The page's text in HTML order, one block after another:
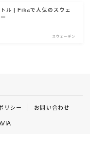
ル | Fikaで人気のスウェ
スウェーデン
リシー お問い合わせ